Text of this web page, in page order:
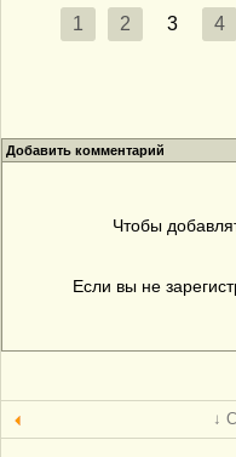
1 2 3 4
Добавить комментарий
Чтобы
Если вы не
↓